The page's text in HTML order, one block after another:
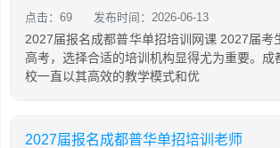
点击：69 发布时间：2026-06-13
2027届报名成都普华单招培训网课 2027届考
高考，选择合适的培训机构显得尤为重要。成
校一直以其高效的教学模式和优
2027届报名成都普华单招培训老师